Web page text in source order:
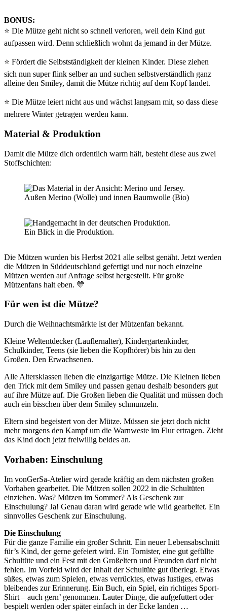
BONUS:
⭐️ Die Mütze geht nicht so schnell verloren, weil dein Kind gut
aufpassen wird. Denn schließlich wohnt da jemand in der Mütze.
⭐️ Fördert die Selbstständigkeit der kleinen Kinder. Diese ziehen
sich nun super flink selber an und suchen selbstverständlich ganz
alleine den Smiley, damit die Mütze richtig auf dem Kopf landet.
⭐️ Die Mütze leiert nicht aus und wächst langsam mit, so dass diese
mehrere Winter getragen werden kann.
Material & Produktion
Damit die Mütze dich ordentlich warm hält, besteht diese aus zwei
Stoffschichten:
Außen Merino (Wolle) und innen Baumwolle (Bio)
Ein Blick in die Produktion.
Die Mützen wurden bis Herbst 2021 alle selbst genäht. Jetzt werden
die Mützen in Süddeutschland gefertigt und nur noch einzelne
Mützen werden auf Anfrage selbst hergestellt. Für große
Mützenfans halt eben. 💛
Für wen ist die Mütze?
Durch die Weihnachtsmärkte ist der Mützenfan bekannt.
Kleine Weltentdecker (Lauflernalter), Kindergartenkinder,
Schulkinder, Teens (sie lieben die Kopfhörer) bis hin zu den
Großen. Den Erwachsenen.
Alle Altersklassen lieben die einzigartige Mütze. Die Kleinen lieben
den Trick mit dem Smiley und passen genau deshalb besonders gut
auf ihre Mütze auf. Die Großen lieben die Qualität und müssen doch
auch ein bisschen über dem Smiley schmunzeln.
Eltern sind begeistert von der Mütze. Müssen sie jetzt doch nicht
mehr morgens den Kampf um die Warnweste im Flur ertragen. Zieht
das Kind doch jetzt freiwillig beides an.
Vorhaben: Einschulung
Im vonGerSa-Atelier wird gerade kräftig an dem nächsten großen
Vorhaben gearbeitet. Die Mützen sollen 2022 in die Schultüten
einziehen. Was? Mützen im Sommer? Als Geschenk zur
Einschulung? Ja! Genau daran wird gerade wie wild gearbeitet. Ein
sinnvolles Geschenk zur Einschulung.
Die Einschulung
Für die ganze Familie ein großer Schritt. Ein neuer Lebensabschnitt
für’s Kind, der gerne gefeiert wird. Ein Tornister, eine gut gefüllte
Schultüte und ein Fest mit den Großeltern und Freunden darf nicht
fehlen. Im Vorfeld wird der Inhalt der Schultüte gut überlegt. Etwas
süßes, etwas zum Spielen, etwas verrücktes, etwas lustiges, etwas
bleibendes zur Erinnerung. Ein Buch, ein Spiel, ein richtiges Sport-
Shirt – auch gern’ genommen. Lauter Dinge, die aufgefuttert oder
bespielt werden oder später einfach in der Ecke landen …